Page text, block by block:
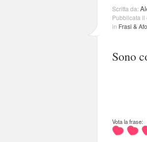
Scritta da:
Pubblicata il
in Frasi &
Sono
Vota la frase: